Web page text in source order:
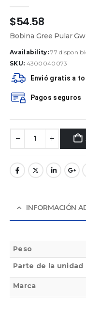
$54.58
Bobina Gree Pular
Availability:77
SKU: 4300040073
Envió gratis a
Pagos seguros
INFORMACIÓN
Peso
Parte de la unidad
Marca